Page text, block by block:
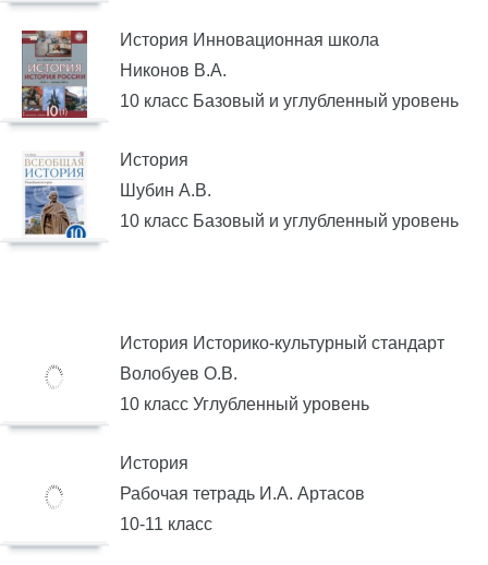
История Инновационная школа
Никонов В.А.
10 класс Базовый и углубленный уровень
История
Шубин А.В.
10 класс Базовый и углубленный уровень
История Историко-культурный стандарт
Волобуев О.В.
10 класс Углубленный уровень
История
Рабочая тетрадь И.А. Артасов
10-11 класс